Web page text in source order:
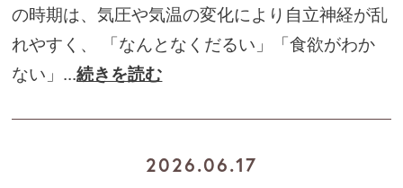
の時期は、気圧や気温の変化により自立神経が乱
れやすく、 「なんとなくだるい」「食欲がわか
ない」...続きを読む
2026.06.17